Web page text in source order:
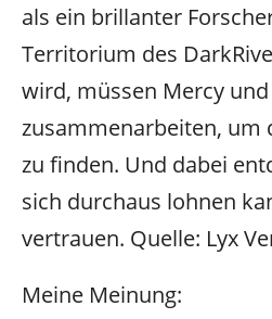
als ein brillanter
Territorium des
wird, müssen Mercy und
zusammenarbeiten, um
zu finden. Und dabei
sich durchaus lohnen
vertrauen. Quelle: Lyx
Meine Meinung: